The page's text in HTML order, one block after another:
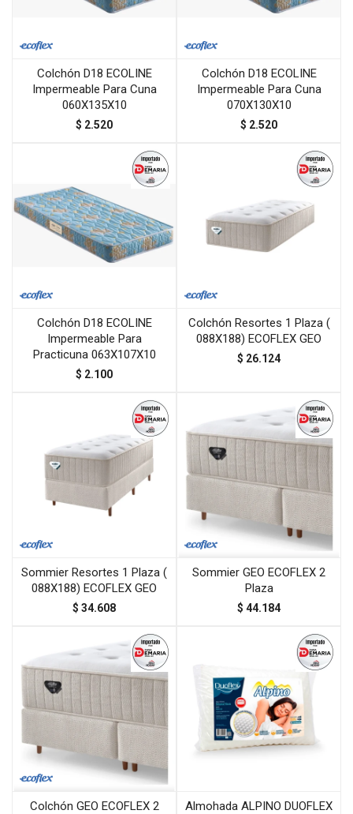
Colchón D18 ECOLINE
Impermeable Para Cuna
060X135X10
$ 2.520
Colchón D18 ECOLINE
Impermeable Para Cuna
070X130X10
$ 2.520
Colchón D18 ECOLINE
Impermeable Para
Practicuna 063X107X10
$ 2.100
Colchón Resortes 1 Plaza (
088X188) ECOFLEX GEO
$ 26.124
Sommier Resortes 1 Plaza (
088X188) ECOFLEX GEO
$ 34.608
Sommier GEO ECOFLEX 2
Plaza
$ 44.184
Colchón GEO ECOFLEX 2
Almohada ALPINO DUOFLEX